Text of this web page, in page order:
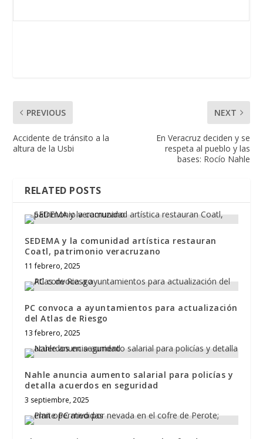
PREVIOUS
Accidente de tránsito a la
altura de la Usbi
NEXT
En Veracruz deciden y se
respeta al pueblo y las
bases: Rocío Nahle
RELATED POSTS
SEDEMA y la comunidad artística restauran
Coatl, patrimonio veracruzano
11 febrero, 2025
PC convoca a ayuntamientos para actualización
del Atlas de Riesgo
13 febrero, 2025
Nahle anuncia aumento salarial para policías y
detalla acuerdos en seguridad
3 septiembre, 2025